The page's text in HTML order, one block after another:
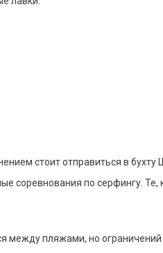
стоит отправиться в бухту
по серфингу. Те,
между пляжами, но